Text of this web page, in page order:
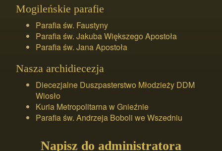
Mogileńskie parafie
Parafia św. Faustyny
Parafia św. Jakuba Większego Apostoła
Parafia św. Jana Apostoła
Nasza archidiecezja
Diecezjalne Duszpasterstwo Młodzieży DDM
Wiosło
Kuria Metropolitarna w Gnieźnie
Parafia św. Andrzeja Boboli we Wszedniu
Napisz do administratora